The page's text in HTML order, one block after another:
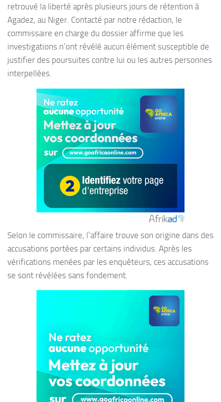
retrouvé la liberté après plusieurs jours de rétention à
Agadez, au Niger. Contacté par notre rédaction, le
commissaire en charge du dossier affirme que les
investigations n’ont révélé aucun élément susceptible de
justifier des poursuites contre lui ou les autres personnes
interpellées.
Selon le commissaire, l’affaire trouve son origine dans des
accusations portées par certains individus. Après les
vérifications menées par les enquêteurs, ces accusations
se sont révélées sans fondement.